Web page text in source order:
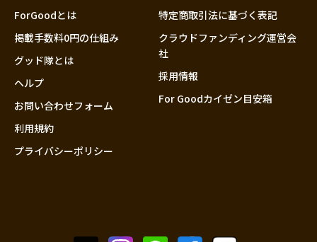
大分
ForGoodとは
掲載手数料0円の仕組み
グッド隊とは
ヘルプ
お問い合わせフォーム
利用規約
プライバシーポリシー
特定商取引法に基づく表記
クラウドファンディング運営会
社
採用情報
For Goodカイゼン目安箱